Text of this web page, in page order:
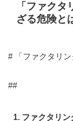
「ファク
ざる危険と
# 「ファクタリン
##
1. ファクタリ